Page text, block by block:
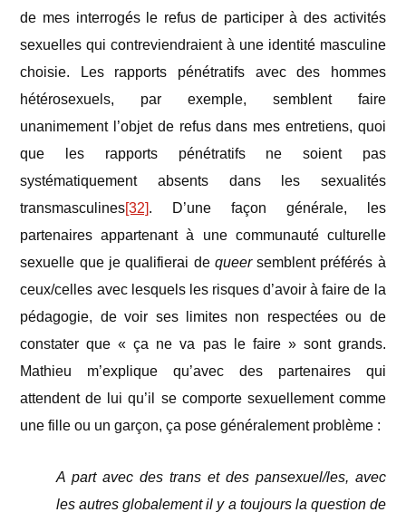
de mes interrogés le refus de participer à des activités
sexuelles qui contreviendraient à une identité masculine
choisie. Les rapports pénétratifs avec des hommes
hétérosexuels, par exemple, semblent faire
unanimement l’objet de refus dans mes entretiens, quoi
que les rapports pénétratifs ne soient pas
systématiquement absents dans les sexualités
transmasculines[32]. D’une façon générale, les
partenaires appartenant à une communauté culturelle
sexuelle que je qualifierai de queersemblent préférés à
ceux/celles avec lesquels les risques d’avoir à faire de la
pédagogie, de voir ses limites non respectées ou de
constater que « ça ne va pas le faire » sont grands.
Mathieu m’explique qu’avec des partenaires qui
attendent de lui qu’il se comporte sexuellement comme
une fille ou un garçon, ça pose généralement problème :
A part avec des trans et des pansexuel/les, avec
les autres globalement il y a toujours la question de